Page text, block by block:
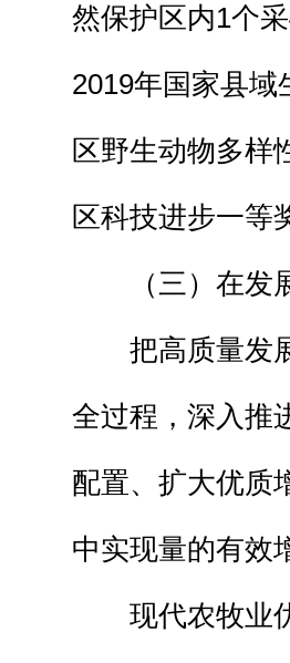
然保护区内1个
2019年国家县
区野生动物多样
区科技进步一等
（三）在发展
把高质量发展
全过程，深入推
配置、扩大优质
中实现量的有效
现代农牧业优